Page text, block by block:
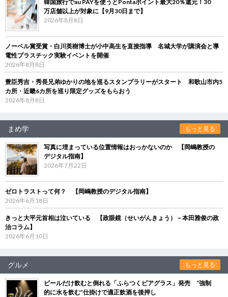
韓国旅行でau PAYを使うとPontaポイント最大20％還元！30
万店舗以上が対象に【9月30日まで】
2026年8月8日
ノーベル賞受賞・白川英樹博士が小中高生を直接指導 名城大学が講演会と導
電性プラスチック実験イベントを開催
2026年8月8日
豊臣秀吉・秀長兄弟ゆかりの地を巡るスタンプラリーがスタート 和歌山市内5
カ所・近畿6カ所を巡り限定グッズをもらおう
2026年8月8日
まめ学 もっと見る
写真に埋まっている位置情報はおっかないのか 【岡嶋教授の
デジタル指南】
2026年7月22日
ゼロトラストって何？ 【岡嶋教授のデジタル指南】
2026年6月18日
きっと大平元首相は泣いている 【政眼鏡（せいがんきょう）－本田雅俊の政
治コラム】
2026年6月10日
グルメ もっと見る
ビールだけ飲むと倒れる「ふらつくビアグラス」発売 “強制
的に水を飲む”仕掛けで適正飲酒を後押し